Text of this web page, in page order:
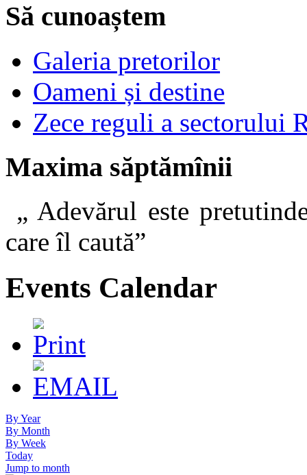
Să cunoaștem
Galeria pretorilor
Oameni și destine
Zece reguli a sectorului
Maxima săptămînii
„ Adevărul este
care îl
Events Calendar
By Year
By Month
By Week
Today
Jump to month